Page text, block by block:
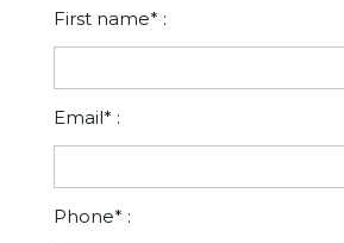
First name* :
Email* :
Phone* :